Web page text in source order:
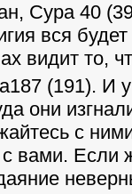
Сура 40
вся
видит то,
(191). И
они
с
вами. Если